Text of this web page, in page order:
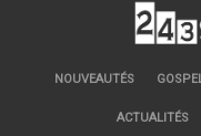
NOUVEAUTÉS
ACTUALITÉS